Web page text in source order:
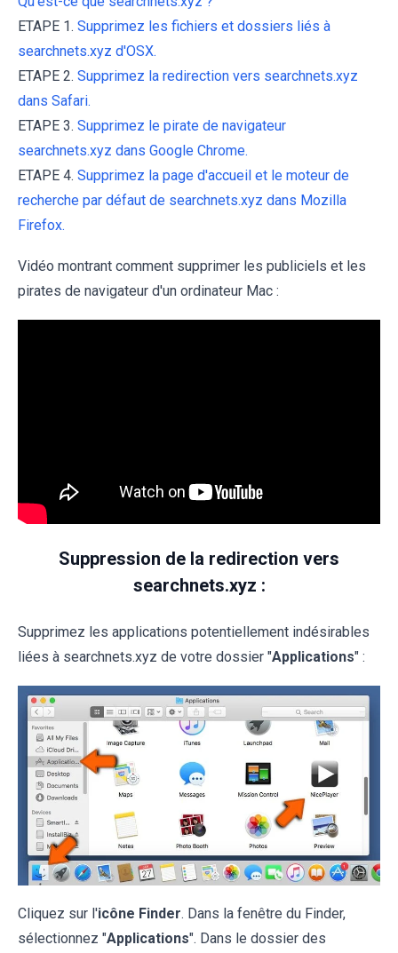
ETAPE 1. Supprimez les fichiers et dossiers liés à
searchnets.xyz d'OSX.
ETAPE 2. Supprimez la redirection vers searchnets.xyz
dans Safari.
ETAPE 3. Supprimez le pirate de navigateur
searchnets.xyz dans Google Chrome.
ETAPE 4. Supprimez la page d'accueil et le moteur de
recherche par défaut de searchnets.xyz dans Mozilla
Firefox.
Vidéo montrant comment supprimer les publiciels et les
pirates de navigateur d'un ordinateur Mac :
Suppression de la redirection vers
searchnets.xyz :
Supprimez les applications potentiellement indésirables
liées à searchnets.xyz de votre dossier "Applications" :
Cliquez sur l'icône Finder. Dans la fenêtre du Finder,
sélectionnez "Applications". Dans le dossier des